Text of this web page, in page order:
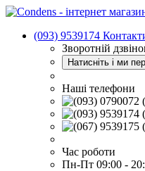
(093) 9539174
Зворотній
Натисніть і ми
Наші телефони
Час роботи
Пн-Пт 09:00 -